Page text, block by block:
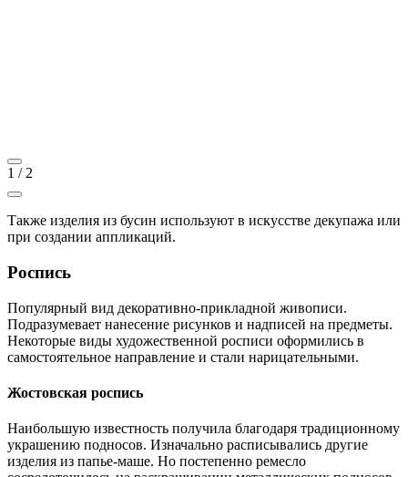
1 /2
Также изделия из бусин используют в искусстве декупажа или
при создании аппликаций.
Роспись
Популярный вид декоративно-прикладной живописи.
Подразумевает нанесение рисунков и надписей на предметы.
Некоторые виды художественной росписи оформились в
самостоятельное направление и стали нарицательными.
Жостовская роспись
Наибольшую известность получила благодаря традиционному
украшению подносов. Изначально расписывались другие
изделия из папье-маше. Но постепенно ремесло